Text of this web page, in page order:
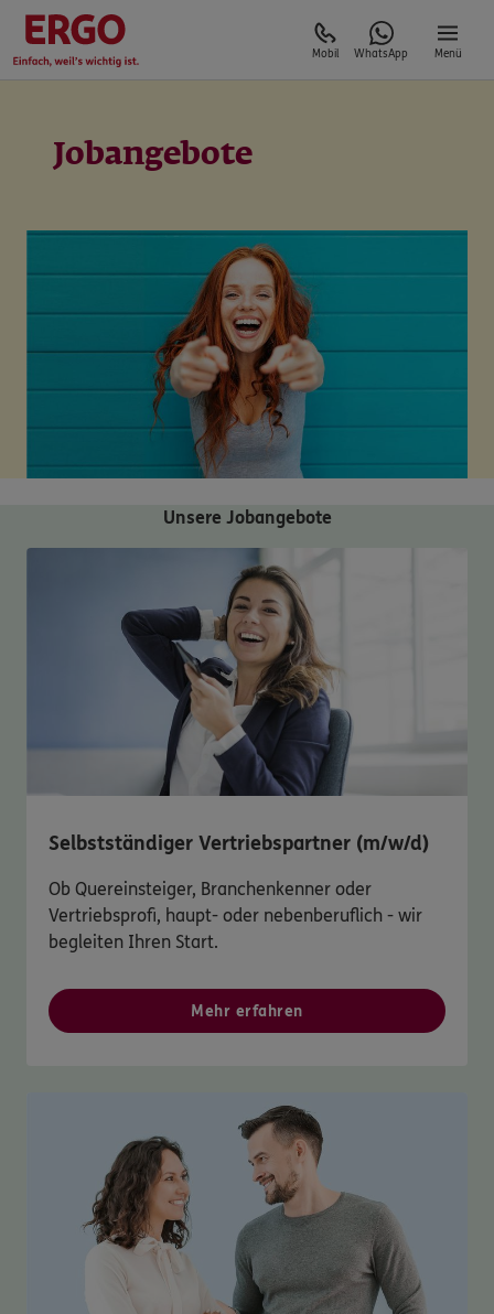
Mobil WhatsApp Menü
Jobangebote
Unsere Jobangebote
Selbstständiger Vertriebspartner (m/w/d)
Ob Quereinsteiger, Branchenkenner oder
Vertriebsprofi, haupt- oder nebenberuflich - wir
begleiten Ihren Start.
Mehr erfahren